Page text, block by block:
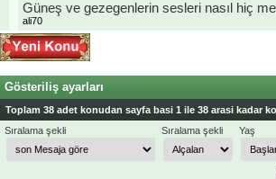
Güneş ve gezegenlerin sesleri nasıl hiç
ali70
Gösteriliş ayarları
Toplam 38 adet konudan sayfa basi 1 ile 38 arasi kadar
Sıralama şekli
Sıralama şekli Yaş